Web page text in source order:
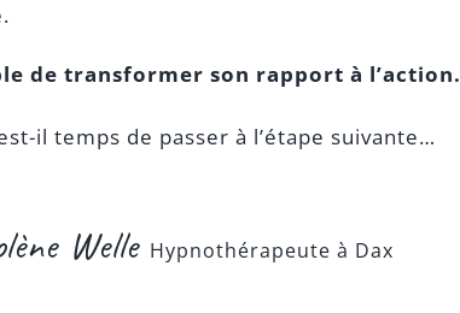
de transformer son rapport à l’action.
il temps de passer à l’étape suivante…
Welle Hypnothérapeute à Dax